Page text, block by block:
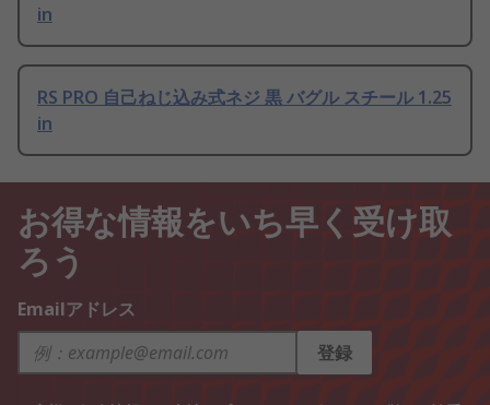
in
RS PRO 自己ねじ込み式ネジ 黒 バグル スチール 1.25
in
お得な情報をいち早く受け取
ろう
Emailアドレス
登録